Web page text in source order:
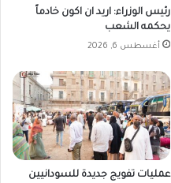
رئيس الوزراء: اريد ان اكون خادماً
يحكمه الشعب
أغسطس 6, 2026
عمليات تفويج جديدة للسودانيين